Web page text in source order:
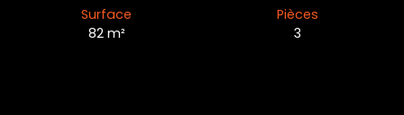
Surface
82 m²
Pièces
3